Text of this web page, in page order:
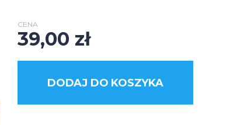
CENA
39,00 zł
DODAJ DO KOSZYKA